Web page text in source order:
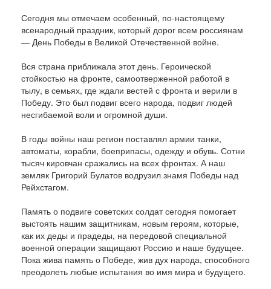
Сегодня мы отмечаем особенный, по-настоящему
всенародный праздник, который дорог всем россиянам
— День Победы в Великой Отечественной войне.
Вся страна приближала этот день. Героической
стойкостью на фронте, самоотверженной работой в
тылу, в семьях, где ждали вестей с фронта и верили в
Победу. Это был подвиг всего народа, подвиг людей
несгибаемой воли и огромной души.
В годы войны наш регион поставлял армии танки,
автоматы, корабли, боеприпасы, одежду и обувь. Сотни
тысяч кировчан сражались на всех фронтах. А наш
земляк Григорий Булатов водрузил знамя Победы над
Рейхстагом.
Память о подвиге советских солдат сегодня помогает
выстоять нашим защитникам, новым героям, которые,
как их деды и прадеды, на передовой специальной
военной операции защищают Россию и наше будущее.
Пока жива память о Победе, жив дух народа, способного
преодолеть любые испытания во имя мира и будущего.